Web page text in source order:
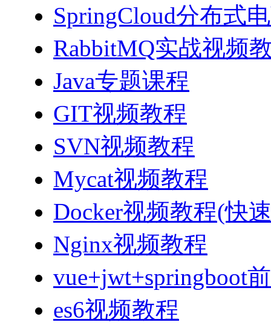
SpringCloud分布式
RabbitMQ实战视频
Java专题课程
GIT视频教程
SVN视频教程
Mycat视频教程
Docker视频教程(快
Nginx视频教程
vue+jwt+springboot
es6视频教程